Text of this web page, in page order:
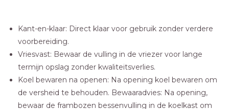
Kant-en-klaar: Direct klaar voor gebruik zonder verdere
voorbereiding.
Vriesvast: Bewaar de vulling in de vriezer voor lange
termijn opslag zonder kwaliteitsverlies.
Koel bewaren na openen: Na opening koel bewaren om
de versheid te behouden. Bewaaradvies: Na opening,
bewaar de frambozen bessenvulling in de koelkast om